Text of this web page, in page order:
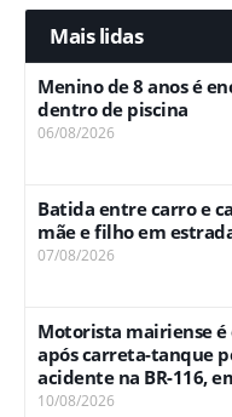
Mais lidas
Menino de 8 anos é
dentro de piscina
06/08/2026
Batida entre carro e
mãe e filho em
07/08/2026
Motorista mairiense
após carreta-tanque
acidente na BR-116,
10/08/2026